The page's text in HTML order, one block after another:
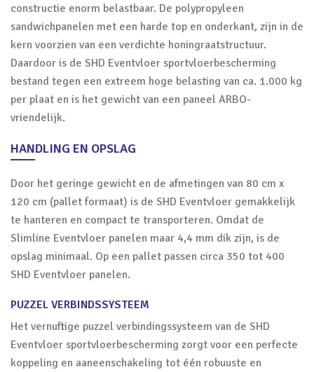
constructie enorm belastbaar. De polypropyleen
sandwichpanelen met een harde top en onderkant, zijn in de
kern voorzien van een verdichte honingraatstructuur.
Daardoor is de SHD Eventvloer sportvloerbescherming
bestand tegen een extreem hoge belasting van ca. 1.000 kg
per plaat en is het gewicht van een paneel ARBO-
vriendelijk.
HANDLING EN OPSLAG
Door het geringe gewicht en de afmetingen van 80 cm x
120 cm (pallet formaat) is de SHD Eventvloer gemakkelijk
te hanteren en compact te transporteren. Omdat de
Slimline Eventvloer panelen maar 4,4 mm dik zijn, is de
opslag minimaal. Op een pallet passen circa 350 tot 400
SHD Eventvloer panelen.
PUZZEL VERBINDSSYSTEEM
Het vernuftige puzzel verbindingssysteem van de SHD
Eventvloer sportvloerbescherming zorgt voor een perfecte
koppeling en aaneenschakeling tot één robuuste en